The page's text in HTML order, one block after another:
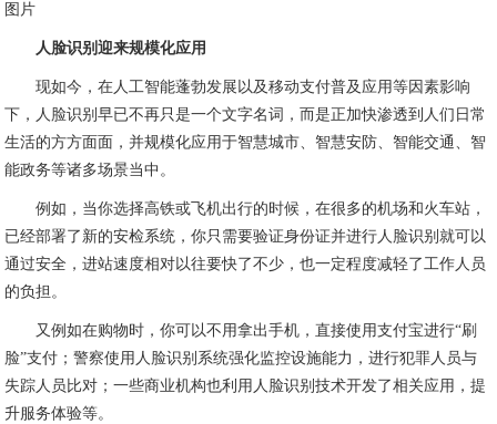
图片
人脸识别迎来规模化应用
现如今，在人工智能蓬勃发展以及移动支付普及应用等因素影响
下，人脸识别早已不再只是一个文字名词，而是正加快渗透到人们日常
生活的方方面面，并规模化应用于智慧城市、智慧安防、智能交通、智
能政务等诸多场景当中。
例如，当你选择高铁或飞机出行的时候，在很多的机场和火车站，
已经部署了新的安检系统，你只需要验证身份证并进行人脸识别就可以
通过安全，进站速度相对以往要快了不少，也一定程度减轻了工作人员
的负担。
又例如在购物时，你可以不用拿出手机，直接使用支付宝进行“刷
脸”支付；警察使用人脸识别系统强化监控设施能力，进行犯罪人员与
失踪人员比对；一些商业机构也利用人脸识别技术开发了相关应用，提
升服务体验等。